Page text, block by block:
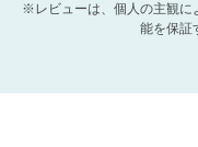
※レビューは、個人の主観に
能を保証